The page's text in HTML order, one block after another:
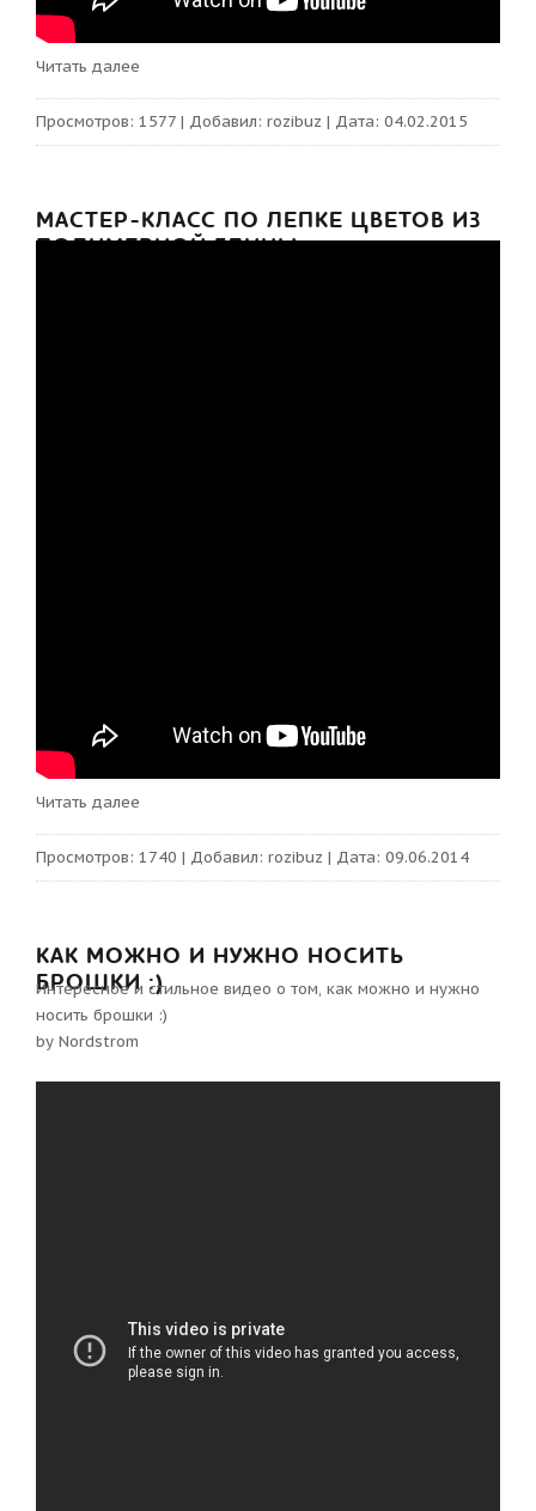
Читать далее
Просмотров: 1577 | Добавил: rozibuz | Дата: 04.02.2015
МАСТЕР-КЛАСС ПО ЛЕПКЕ ЦВЕТОВ ИЗ
ПОЛИМЕРНОЙ ГЛИНЫ
Читать далее
Просмотров: 1740 | Добавил: rozibuz | Дата: 09.06.2014
КАК МОЖНО И НУЖНО НОСИТЬ
БРОШКИ :)
Интересное и стильное видео о том, как можно и нужно
носить брошки :)
by Nordstrom